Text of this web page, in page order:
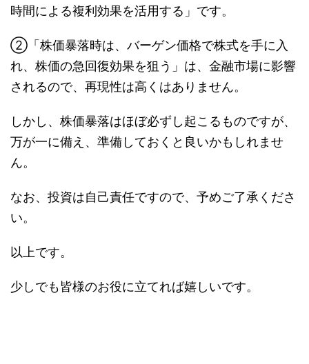
時間による複利効果を活用する」です。
②「株価暴落時は、バーゲン価格で株式を手に入
れ、株価の急回復効果を狙う」は、金融市場に影響
されるので、再現性は高くはありません。
しかし、株価暴落はほぼ必ずし起こるものですが、
万が一に備え、準備しておくと良いかもしれませ
ん。
なお、投資は自己責任ですので、予めご了承くださ
い。
以上です。
少しでも皆様のお役に立てれば嬉しいです。